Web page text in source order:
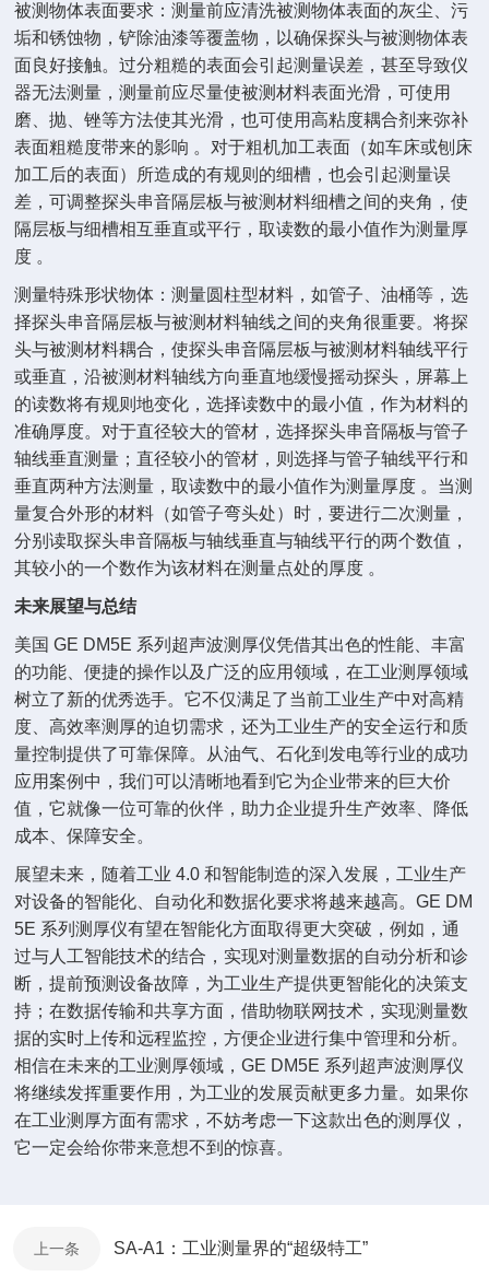
被测物体表面要求：测量前应清洗被测物体表面的灰尘、污
垢和锈蚀物，铲除油漆等覆盖物，以确保探头与被测物体表
面良好接触。过分粗糙的表面会引起测量误差，甚至导致仪
器无法测量，测量前应尽量使被测材料表面光滑，可使用
磨、抛、锉等方法使其光滑，也可使用高粘度耦合剂来弥补
表面粗糙度带来的影响 。对于粗机加工表面（如车床或刨床
加工后的表面）所造成的有规则的细槽，也会引起测量误
差，可调整探头串音隔层板与被测材料细槽之间的夹角，使
隔层板与细槽相互垂直或平行，取读数的最小值作为测量厚
度 。
测量特殊形状物体：测量圆柱型材料，如管子、油桶等，选
择探头串音隔层板与被测材料轴线之间的夹角很重要。将探
头与被测材料耦合，使探头串音隔层板与被测材料轴线平行
或垂直，沿被测材料轴线方向垂直地缓慢摇动探头，屏幕上
的读数将有规则地变化，选择读数中的最小值，作为材料的
准确厚度。对于直径较大的管材，选择探头串音隔板与管子
轴线垂直测量；直径较小的管材，则选择与管子轴线平行和
垂直两种方法测量，取读数中的最小值作为测量厚度 。当测
量复合外形的材料（如管子弯头处）时，要进行二次测量，
分别读取探头串音隔板与轴线垂直与轴线平行的两个数值，
其较小的一个数作为该材料在测量点处的厚度 。
未来展望与总结
美国 GE DM5E 系列超声波测厚仪凭借其出色的性能、丰富
的功能、便捷的操作以及广泛的应用领域，在工业测厚领域
树立了新的优秀选手。它不仅满足了当前工业生产中对高精
度、高效率测厚的迫切需求，还为工业生产的安全运行和质
量控制提供了可靠保障。从油气、石化到发电等行业的成功
应用案例中，我们可以清晰地看到它为企业带来的巨大价
值，它就像一位可靠的伙伴，助力企业提升生产效率、降低
成本、保障安全。
展望未来，随着工业 4.0 和智能制造的深入发展，工业生产
对设备的智能化、自动化和数据化要求将越来越高。GE DM
5E 系列测厚仪有望在智能化方面取得更大突破，例如，通
过与人工智能技术的结合，实现对测量数据的自动分析和诊
断，提前预测设备故障，为工业生产提供更智能化的决策支
持；在数据传输和共享方面，借助物联网技术，实现测量数
据的实时上传和远程监控，方便企业进行集中管理和分析。
相信在未来的工业测厚领域，GE DM5E 系列超声波测厚仪
将继续发挥重要作用，为工业的发展贡献更多力量。如果你
在工业测厚方面有需求，不妨考虑一下这款出色的测厚仪，
它一定会给你带来意想不到的惊喜。
上一条 SA-A1：工业测量界的“超级特工”